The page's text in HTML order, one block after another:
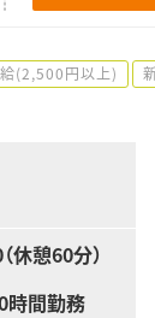
(2,500円以上)
休憩60分）
間勤務